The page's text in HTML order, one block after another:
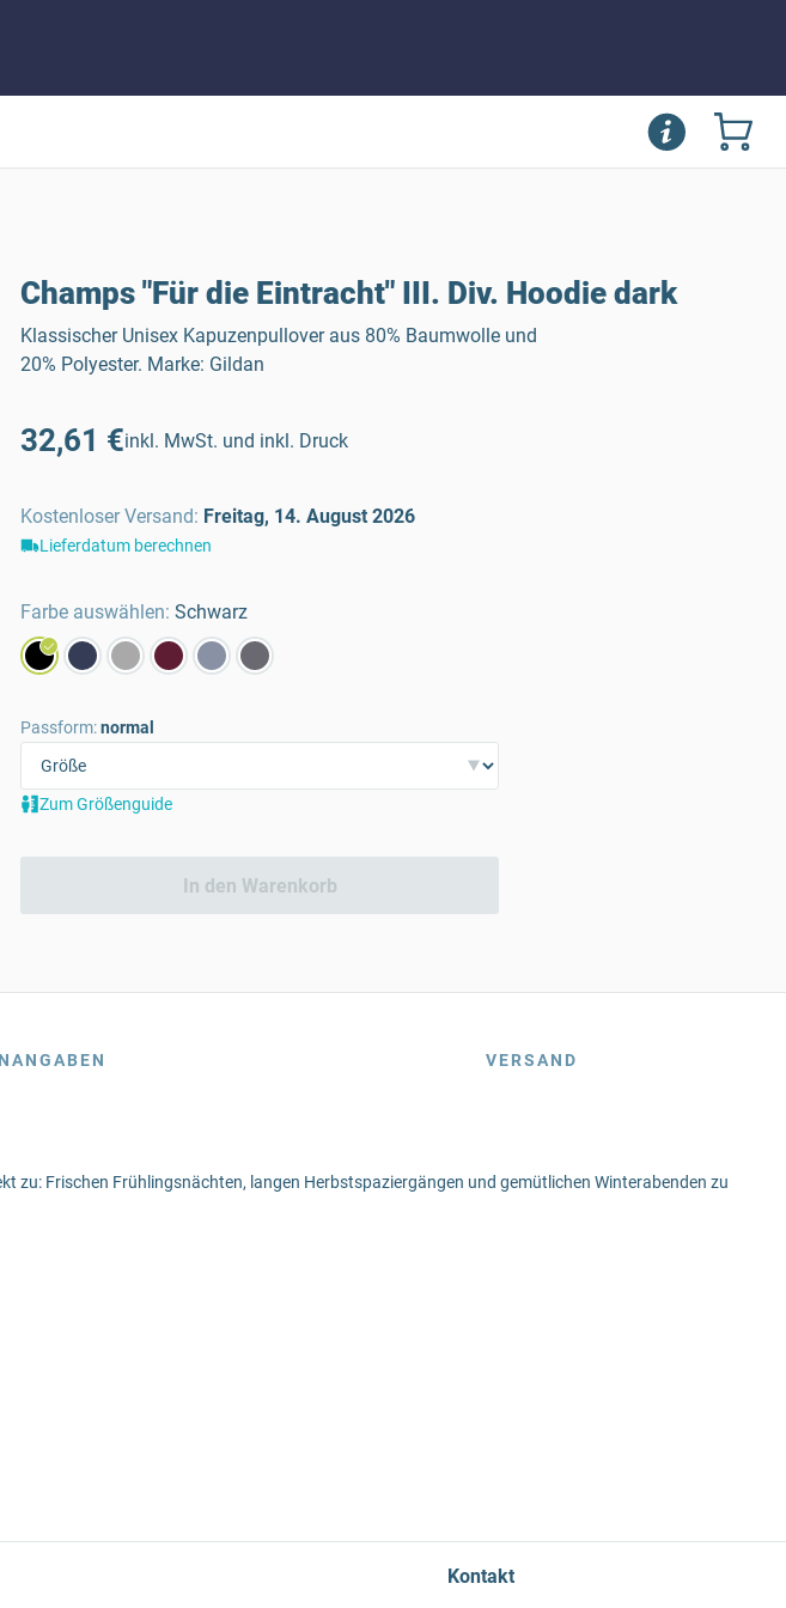
Champs "Für die Eintracht" III. Div. Hoodie dark
Klassischer Unisex Kapuzenpullover aus 80% Baumwolle und
20% Polyester. Marke: Gildan
32,61 €inkl. MwSt. und inkl. Druck
Kostenloser Versand: Freitag, 14. August 2026
Lieferdatum berechnen
Farbe auswählen: Schwarz
Passform:normal
Zum Größenguide
In den Warenkorb
VERSAND
zu: Frischen Frühlingsnächten, langen Herbstspaziergängen und gemütlichen Winterabenden zu
Kontakt